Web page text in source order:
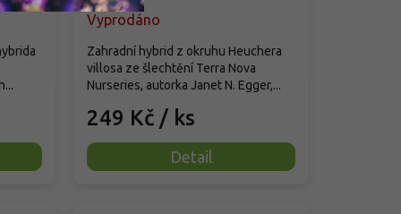
Vyprodáno
249 Kč / ks
Detail
Zahradní hybrid z okruhu Heuchera
villosa ze šlechtění Terra Nova
Nurseries, autorka Janet N. Egger,...